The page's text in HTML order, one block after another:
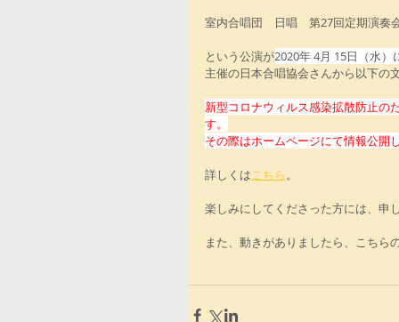
室内合唱団　日唱　第27回定期演奏
という公演が2020年 4月 15日（水）
主催の日本合唱協会さんから以下の
新型コロナウィルス感染拡散防止の
す。
その際はホームページにて情報公開し
詳しくはこちら。
楽しみにしてくださった方には、申
また、動きがありましたら、こちら